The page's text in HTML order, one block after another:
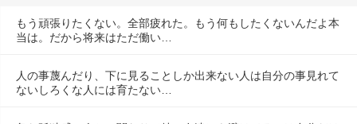
もう頑張りたくない。全部疲れた。もう何もしたくないんだよ本
当は。だから将来はただ働い…
人の事蔑んだり、下に見ることしか出来ない人は自分の事見れて
ないしろくな人には育たない…